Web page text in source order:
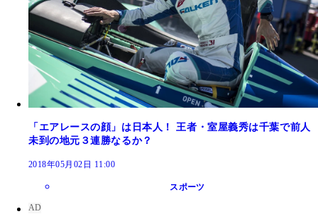
「エアレースの顔」は日本人！ 王者・室屋義秀は千葉で前人
未到の地元３連勝なるか？
2018年05月02日 11:00
スポーツ